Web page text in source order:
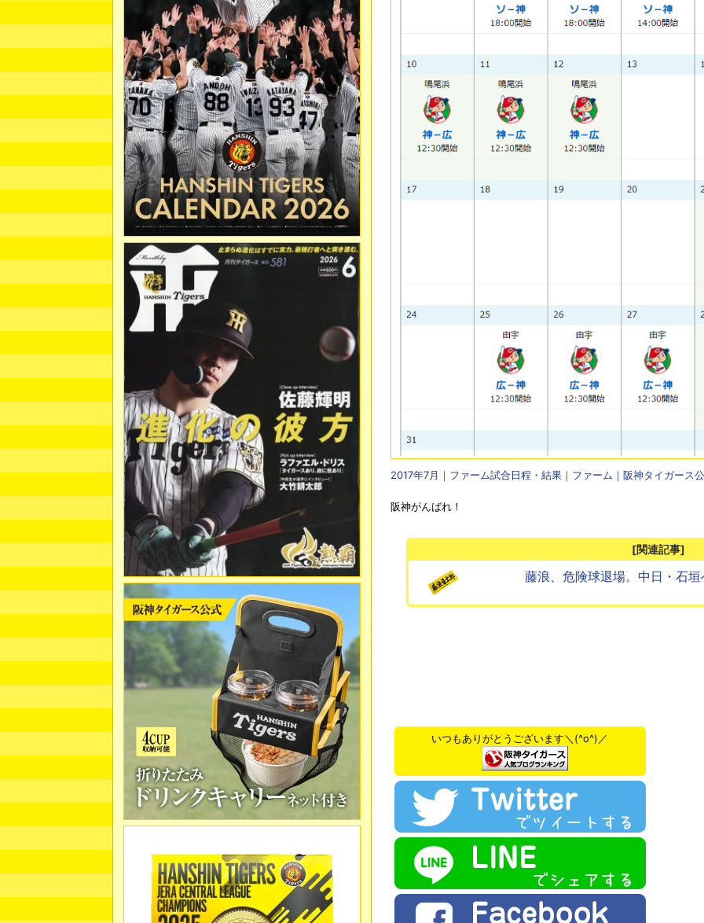
2017年7月｜ファーム試合日程・結果｜ファーム｜阪神タイガース
阪神がんばれ！
[関連記事]
藤浪、危険球退場。中日・石垣
いつもありがとうございます＼(^o^)／